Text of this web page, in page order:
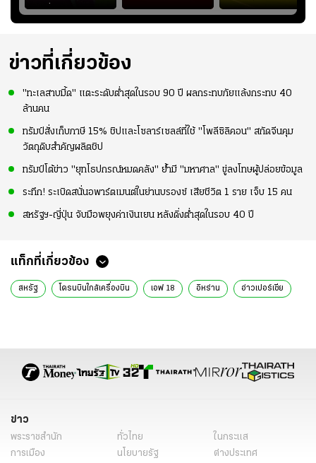
“บุ๋มบิ๋ม” เพื่อรักษา
ร่างกายให้พร้อมที่สุด
ย้ายซบ "แทร็บซอนส
ปอร์"
สกอร์บอร์ดแล้วแอบ
ใจหาย น้อยกว่านัดที่
ข่าวที่เกี่ยวข้อง
"ทะเลสาบมี้ด" แตะระดับต่ำสุดในรอบ 90 ปี ผลกระทบภัยแล้งกระทบ 40
ล้านคน
ทรัมป์สั่งเก็บภาษี 15% ชิปและโซลาร์เซลล์ที่ใช้ "โพลีซิลิคอน" สกัดจีนคุม
วัตถุดิบสำคัญผลิตชิป
ทรัมป์โต้ข่าว "ยุทโธปกรณ์หมดคลัง" ย้ำมี "มหาศาล" ขู่ลงโทษผู้ปล่อยข้อมูล
ระทึก! ระเบิดสนั่นอพาร์ตเมนต์ในย่านบรองซ์ เสียชีวิต 1 ราย เจ็บ 15 คน
สหรัฐฯ-ญี่ปุ่น จับมือพยุงค่าเงินเยน หลังดิ่งต่ำสุดในรอบ 40 ปี
แท็กที่เกี่ยวข้อง
สหรัฐ โดรนบินใกล้เครื่องบิน เอฟ 18 อิหร่าน อ่าวเปอร์เซีย
ข่าว
พระราชสำนัก ทั่วไทย
ในกระแส
การเมือง
นโยบายรัฐ
ต่างประเทศ